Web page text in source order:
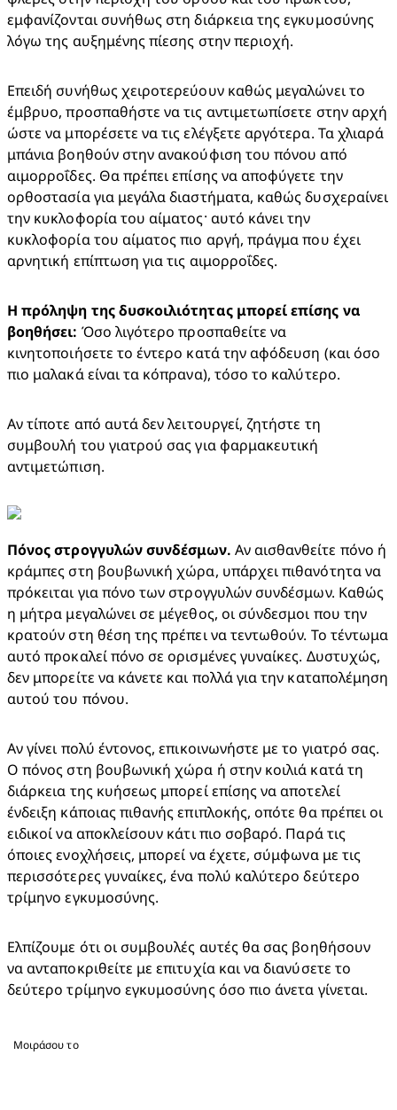
εμφανίζονται συνήθως στη διάρκεια της εγκυμοσύνης
λόγω της αυξημένης πίεσης στην περιοχή.
Επειδή συνήθως χειροτερεύουν καθώς μεγαλώνει το
έμβρυο, προσπαθήστε να τις αντιμετωπίσετε στην αρχή
ώστε να μπορέσετε να τις ελέγξετε αργότερα. Τα χλιαρά
μπάνια βοηθούν στην ανακούφιση του πόνου από
αιμορροΐδες. Θα πρέπει επίσης να αποφύγετε την
ορθοστασία για μεγάλα διαστήματα, καθώς δυσχεραίνει
την κυκλοφορία του αίματος· αυτό κάνει την
κυκλοφορία του αίματος πιο αργή, πράγμα που έχει
αρνητική επίπτωση για τις αιμορροΐδες.
Η πρόληψη της δυσκοιλιότητας μπορεί επίσης να
βοηθήσει: Όσο λιγότερο προσπαθείτε να
κινητοποιήσετε το έντερο κατά την αφόδευση (και όσο
πιο μαλακά είναι τα κόπρανα), τόσο το καλύτερο.
Αν τίποτε από αυτά δεν λειτουργεί, ζητήστε τη
συμβουλή του γιατρού σας για φαρμακευτική
αντιμετώπιση.
Πόνος στρογγυλών συνδέσμων. Αν αισθανθείτε πόνο ή
κράμπες στη βουβωνική χώρα, υπάρχει πιθανότητα να
πρόκειται για πόνο των στρογγυλών συνδέσμων. Καθώς
η μήτρα μεγαλώνει σε μέγεθος, οι σύνδεσμοι που την
κρατούν στη θέση της πρέπει να τεντωθούν. Το τέντωμα
αυτό προκαλεί πόνο σε ορισμένες γυναίκες. Δυστυχώς,
δεν μπορείτε να κάνετε και πολλά για την καταπολέμηση
αυτού του πόνου.
Αν γίνει πολύ έντονος, επικοινωνήστε με το γιατρό σας.
Ο πόνος στη βουβωνική χώρα ή στην κοιλιά κατά τη
διάρκεια της κυήσεως μπορεί επίσης να αποτελεί
ένδειξη κάποιας πιθανής επιπλοκής, οπότε θα πρέπει οι
ειδικοί να αποκλείσουν κάτι πιο σοβαρό. Παρά τις
όποιες ενοχλήσεις, μπορεί να έχετε, σύμφωνα με τις
περισσότερες γυναίκες, ένα πολύ καλύτερο δεύτερο
τρίμηνο εγκυμοσύνης.
Ελπίζουμε ότι οι συμβουλές αυτές θα σας βοηθήσουν
να ανταποκριθείτε με επιτυχία και να διανύσετε το
δεύτερο τρίμηνο εγκυμοσύνης όσο πιο άνετα γίνεται.
Μοιράσου το